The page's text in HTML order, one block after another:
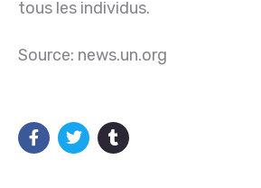
tous les individus.
Source: news.un.org